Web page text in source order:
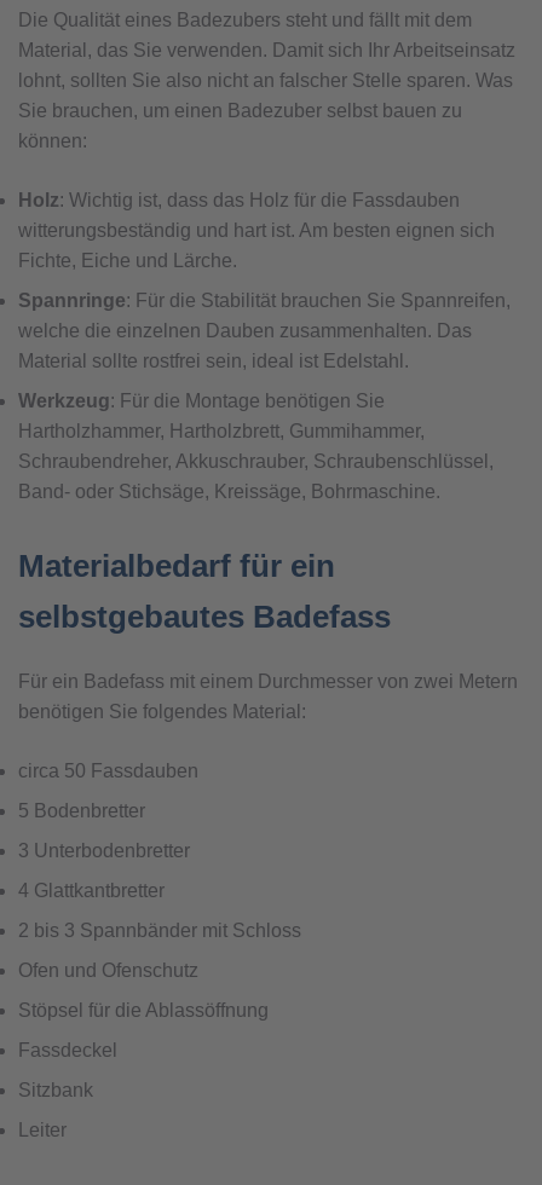
Die Qualität eines Badezubers steht und fällt mit dem
Material, das Sie verwenden. Damit sich Ihr Arbeitseinsatz
lohnt, sollten Sie also nicht an falscher Stelle sparen. Was
Sie brauchen, um einen Badezuber selbst bauen zu
können:
Holz: Wichtig ist, dass das Holz für die Fassdauben
witterungsbeständig und hart ist. Am besten eignen sich
Fichte, Eiche und Lärche.
Spannringe: Für die Stabilität brauchen Sie Spannreifen,
welche die einzelnen Dauben zusammenhalten. Das
Material sollte rostfrei sein, ideal ist Edelstahl.
Werkzeug: Für die Montage benötigen Sie
Hartholzhammer, Hartholzbrett, Gummihammer,
Schraubendreher, Akkuschrauber, Schraubenschlüssel,
Band- oder Stichsäge, Kreissäge, Bohrmaschine.
Materialbedarf für ein
selbstgebautes Badefass
Für ein Badefass mit einem Durchmesser von zwei Metern
benötigen Sie folgendes Material:
circa 50 Fassdauben
5 Bodenbretter
3 Unterbodenbretter
4 Glattkantbretter
2 bis 3 Spannbänder mit Schloss
Ofen und Ofenschutz
Stöpsel für die Ablassöffnung
Fassdeckel
Sitzbank
Leiter